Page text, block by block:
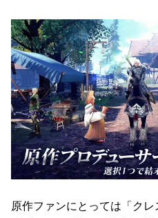
原作ファンにとっては「クレ